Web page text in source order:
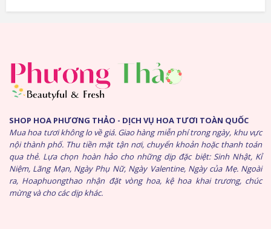
SHOP HOA PHƯƠNG THẢO - DỊCH VỤ HOA TƯƠI TOÀN QUỐC
Mua hoa tươi không lo về giá. Giao hàng miễn phí trong ngày, khu vực
nội thành phố. Thu tiền mặt tận nơi, chuyển khoản hoặc thanh toán
qua thẻ. Lựa chọn hoàn hảo cho những dịp đặc biệt: Sinh Nhật, Kỉ
Niệm, Lãng Mạn, Ngày Phụ Nữ, Ngày Valentine, Ngày của Mẹ. Ngoài
ra, Hoaphuongthao nhận đặt vòng hoa, kệ hoa khai trương, chúc
mừng và cho các dịp khác.